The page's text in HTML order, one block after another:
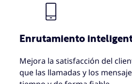
Enrutamiento
Mejora la satisfacción del
que las llamadas y los